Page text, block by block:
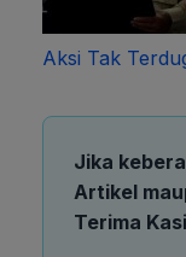
Aksi Tak
Jika
Artikel
Terima